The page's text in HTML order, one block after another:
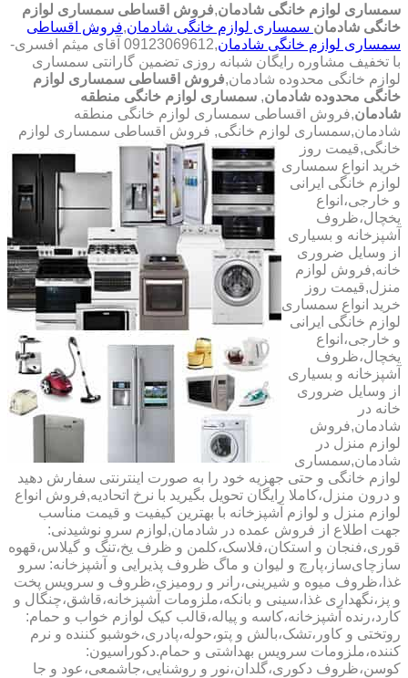
سمساری لوازم خانگی شادمان,فروش اقساطی سمساری لوازم
خانگی شادمان سمساری لوازم خانگی شادمان,فروش اقساطی
سمساری لوازم خانگی شادمان
,09123069612 آقای میثم افسری-
با تخفیف مشاوره رایگان شبانه روزی تضمین گارانتی سمساری
لوازم خانگی محدوده شادمان,فروش اقساطی سمساری لوازم
خانگی محدوده شادمان, سمساری لوازم خانگی منطقه
شادمان,فروش اقساطی سمساری لوازم خانگی منطقه
شادمان,سمساری لوازم خانگی, فروش اقساطی سمساری لوازم
خانگی,قیمت روز
خرید انواع سمساری
لوازم خانگی ایرانی
و خارجی،انواع
یخچال،ظروف
آشپزخانه و بسیاری
از وسایل ضروری
خانه,فروش لوازم
منزل,قیمت روز
خرید انواع سمساری
لوازم خانگی ایرانی
و خارجی،انواع
یخچال،ظروف
آشپزخانه و بسیاری
از وسایل ضروری
خانه در
شادمان,فروش
لوازم منزل در
شادمان,سمساری
لوازم خانگی و حتی جهزیه خود را به صورت اینترنتی سفارش دهید
و درون منزل،کاملا رایگان تحویل بگیرید با نرخ اتحادیه,فروش انواع
لوازم منزل و لوازم آشپزخانه با بهترین کیفیت و قیمت مناسب
جهت اطلاع از فروش عمده در شادمان,لوازم سرو نوشیدنی:
قوری،فنجان و استکان،فلاسک،کلمن و ظرف یخ،تنگ و گیلاس،قهوه
سازچای‌ساز،پارچ و لیوان و ماگ ظروف پذیرایی و آشپزخانه: سرو
غذا،ظروف میوه و شیرینی،رانر و رومیزی،ظروف و سرویس پخت
و پز،نگهداری غذا،سینی و بانکه،ملزومات آشپزخانه،قاشق،چنگال و
کارد،رنده آشپزخانه،کاسه و پیاله،قالب کیک لوازم خواب و حمام:
روتختی و کاور،تشک،بالش و پتو،حوله،پادری،خوشبو کننده و نرم
کننده،ملزومات سرویس بهداشتی و حمام.دکوراسیون:
کوسن،ظروف دکوری،گلدان،نور و روشنایی،جاشمعی،عود و جا